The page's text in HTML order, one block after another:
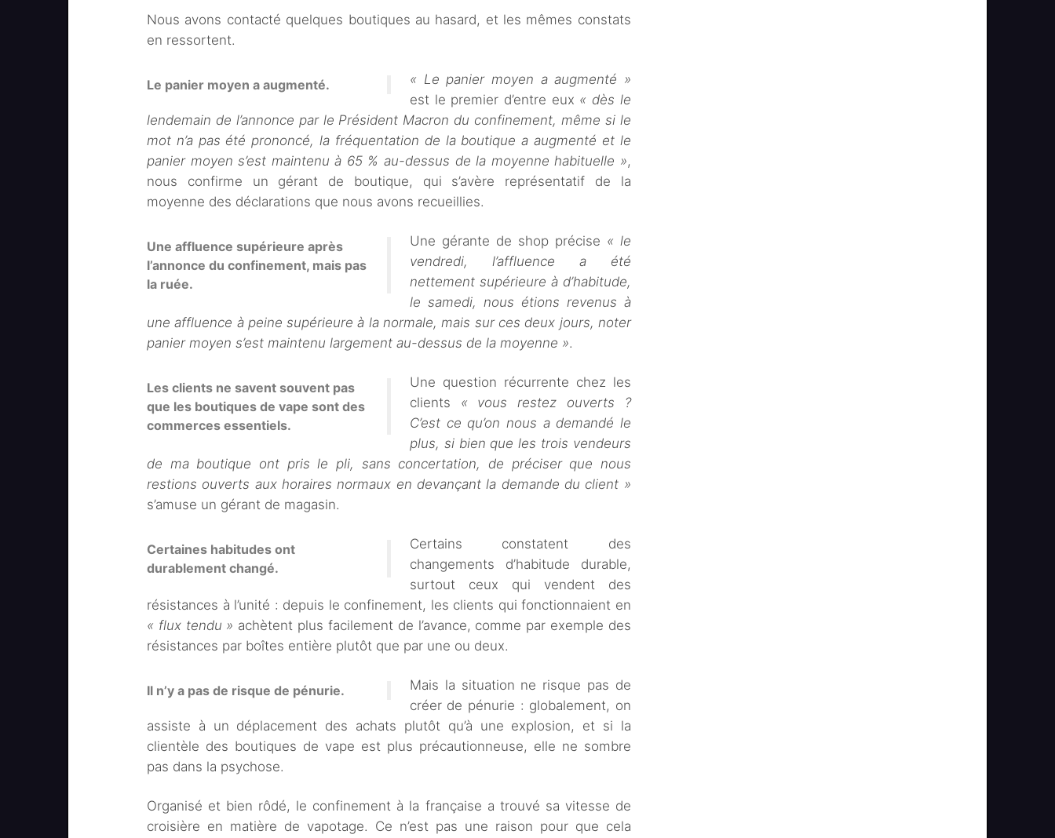
Nous avons contacté quelques boutiques au hasard, et les mêmes constats
en ressortent.
Le panier moyen a augmenté.
« Le panier moyen a augmenté »
est le premier d’entre eux « dès le
lendemain de l’annonce par le Président Macron du confinement, même si le
mot n’a pas été prononcé, la fréquentation de la boutique a augmenté et le
panier moyen s’est maintenu à 65 % au-dessus de la moyenne habituelle »,
nous confirme un gérant de boutique, qui s’avère représentatif de la
moyenne des déclarations que nous avons recueillies.
Une affluence supérieure après
l’annonce du confinement, mais pas
la ruée.
Une gérante de shop précise « le
vendredi, l’affluence a été
nettement supérieure à d’habitude,
le samedi, nous étions revenus à
une affluence à peine supérieure à la normale, mais sur ces deux jours, noter
panier moyen s’est maintenu largement au-dessus de la moyenne ».
Les clients ne savent souvent pas
que les boutiques de vape sont des
commerces essentiels.
Une question récurrente chez les
clients « vous restez ouverts ?
C’est ce qu’on nous a demandé le
plus, si bien que les trois vendeurs
de ma boutique ont pris le pli, sans concertation, de préciser que nous
restions ouverts aux horaires normaux en devançant la demande du client »
s’amuse un gérant de magasin.
Certaines habitudes ont
durablement changé.
Certains constatent des
changements d’habitude durable,
surtout ceux qui vendent des
résistances à l’unité : depuis le confinement, les clients qui fonctionnaient en
« flux tendu » achètent plus facilement de l’avance, comme par exemple des
résistances par boîtes entière plutôt que par une ou deux.
Il n’y a pas de risque de pénurie.
Mais la situation ne risque pas de
créer de pénurie : globalement, on
assiste à un déplacement des achats plutôt qu’à une explosion, et si la
clientèle des boutiques de vape est plus précautionneuse, elle ne sombre
pas dans la psychose.
Organisé et bien rôdé, le confinement à la française a trouvé sa vitesse de
croisière en matière de vapotage. Ce n’est pas une raison pour que cela